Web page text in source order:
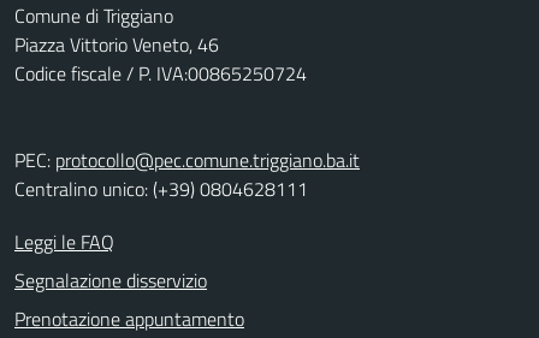
Comune di Triggiano
Piazza Vittorio Veneto, 46
Codice fiscale / P. IVA:00865250724
PEC: protocollo@pec.comune.triggiano.ba.it
Centralino unico: (+39) 0804628111
Leggi le FAQ
Segnalazione disservizio
Prenotazione appuntamento